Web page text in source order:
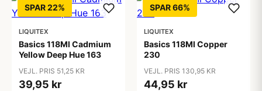
SPAR 22%
LIQUITEX
Basics 118Ml Cadmium
Yellow Deep Hue 163
VEJL. PRIS 51,25 KR
39,95 kr
SPAR 66%
LIQUITEX
Basics 118Ml Copper
230
VEJL. PRIS 130,95 KR
44,95 kr